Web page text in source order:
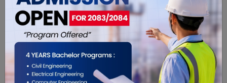
यो खबर पढेर तपाईलाई कस्तो महसुस
भयो ?
0 0 0